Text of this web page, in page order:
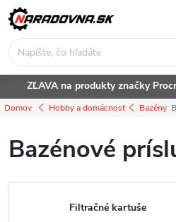
Prejsť
na
obsah
ZĽAVA na produkty značky
Domov Hobby a domácnosť Bazény
Bazénové
Filtračné kartuše